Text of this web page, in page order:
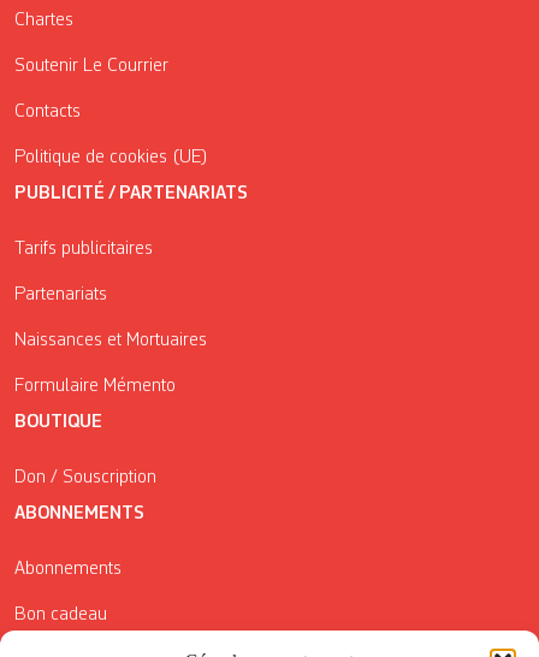
Chartes
Soutenir Le Courrier
Contacts
Politique de cookies (UE)
PUBLICITÉ / PARTENARIATS
Tarifs publicitaires
Partenariats
Naissances et Mortuaires
Formulaire Mémento
BOUTIQUE
Don / Souscription
ABONNEMENTS
Abonnements
Bon cadeau